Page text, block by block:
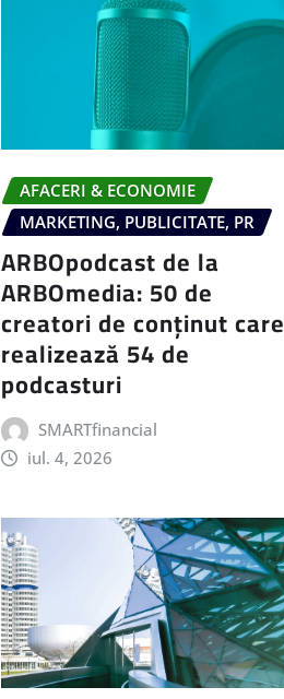
AFACERI & ECONOMIE
MARKETING, PUBLICITATE, PR
ARBOpodcast de la
ARBOmedia: 50 de
creatori de conținut care
realizează 54 de
podcasturi
SMARTfinancial
iul. 4, 2026